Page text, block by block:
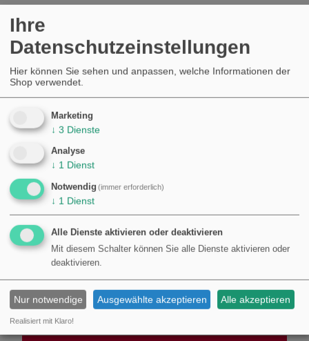
Ihre
Datenschutzeinstellungen
Hier können Sie sehen und anpassen, welche Informationen der
Shop verwendet.
Marketing
↓ 3 Dienste
Analyse
↓ 1 Dienst
Notwendig (immer erforderlich)
↓ 1 Dienst
Alle Dienste aktivieren oder deaktivieren
Mit diesem Schalter können Sie alle Dienste aktivieren oder
deaktivieren.
Nur notwendige Ausgewählte akzeptieren Alle akzeptieren
Realisiert mit Klaro!